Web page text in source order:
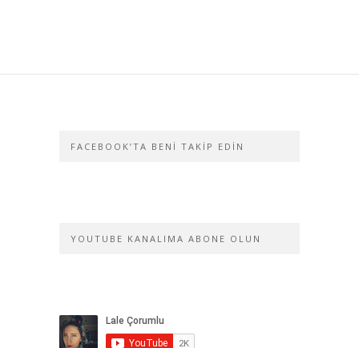
FACEBOOK’TA BENI TAKIP EDIN
YOUTUBE KANALIMA ABONE OLUN